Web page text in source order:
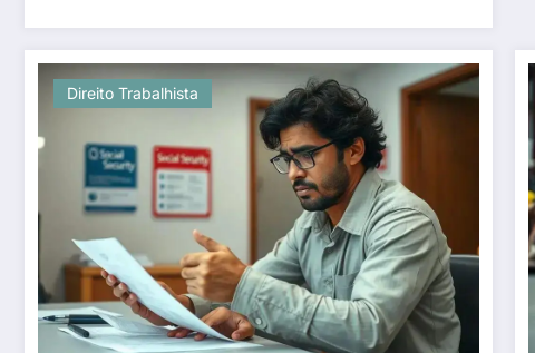
Direito Trabalhista